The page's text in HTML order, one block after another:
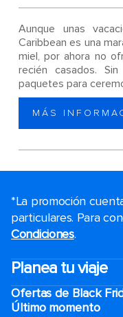
Aunque unas
Caribbean es una
miel, por ahora no
recién casados.
paquetes para
MÁS
*La promoción
particulares. Para
Condiciones.
Planea tu viaje
Ofertas de Black
Último momento